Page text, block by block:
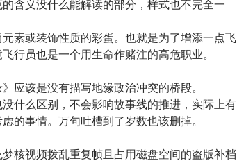
含义没什么能解读的部分，样式也不完全一
素或装饰性质的彩蛋。也就是为了增添一点飞
行员也是一个用生命作赌注的高危职业。
应该是没有描写地缘政治冲突的桥段。
什么区别，不会影响故事线的推进，实际上有
的事情。万句吐槽到了岁数也该删掉。
核视频拨乱重复帧且占用磁盘空间的盗版补档